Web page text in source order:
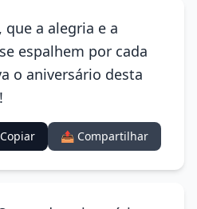
que a alegria e a
espalhem por cada
o aniversário desta
📤 Compartilhar